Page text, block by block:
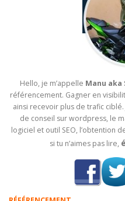
Hello, je m’appelle Manu aka
référencement. Gagner en
ainsi recevoir plus de trafic
de conseil sur wordpress, le
logiciel et outil SEO, l’obtention
si tu n’aimes pas lire,